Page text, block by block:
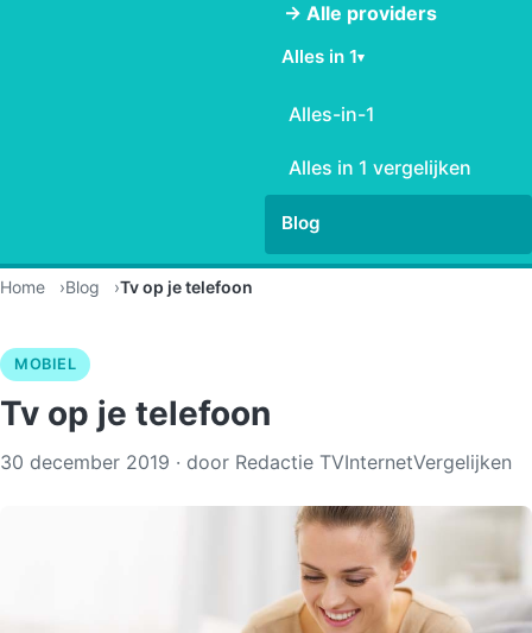
→ Alle providers
Alles in 1▾
Alles-in-1
Alles in 1 vergelijken
Blog
Home Blog Tv op je telefoon
MOBIEL
Tv op je telefoon
30 december 2019 · door Redactie TVInternetVergelijken